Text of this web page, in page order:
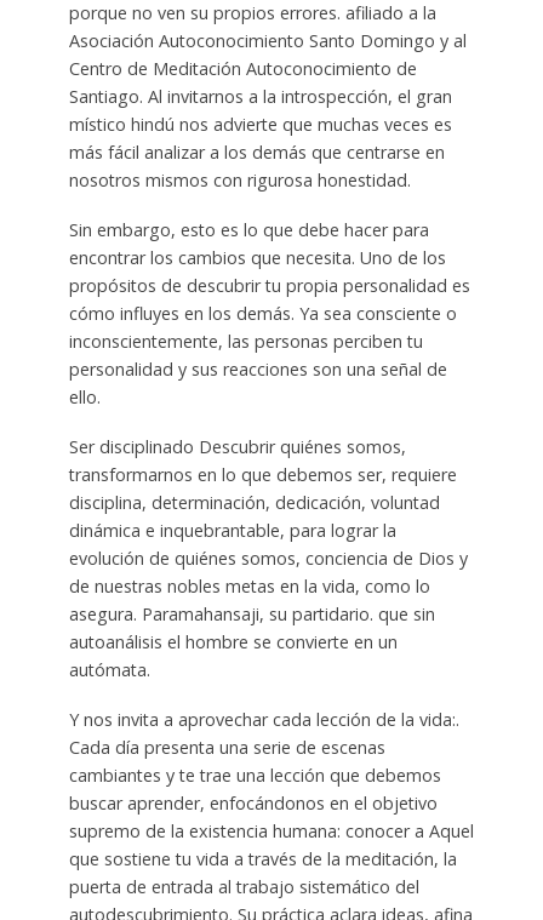
porque no ven su propios errores. afiliado a la
Asociación Autoconocimiento Santo Domingo y al
Centro de Meditación Autoconocimiento de
Santiago. Al invitarnos a la introspección, el gran
místico hindú nos advierte que muchas veces es
más fácil analizar a los demás que centrarse en
nosotros mismos con rigurosa honestidad.
Sin embargo, esto es lo que debe hacer para
encontrar los cambios que necesita. Uno de los
propósitos de descubrir tu propia personalidad es
cómo influyes en los demás. Ya sea consciente o
inconscientemente, las personas perciben tu
personalidad y sus reacciones son una señal de
ello.
Ser disciplinado Descubrir quiénes somos,
transformarnos en lo que debemos ser, requiere
disciplina, determinación, dedicación, voluntad
dinámica e inquebrantable, para lograr la
evolución de quiénes somos, conciencia de Dios y
de nuestras nobles metas en la vida, como lo
asegura. Paramahansaji, su partidario. que sin
autoanálisis el hombre se convierte en un
autómata.
Y nos invita a aprovechar cada lección de la vida:.
Cada día presenta una serie de escenas
cambiantes y te trae una lección que debemos
buscar aprender, enfocándonos en el objetivo
supremo de la existencia humana: conocer a Aquel
que sostiene tu vida a través de la meditación, la
puerta de entrada al trabajo sistemático del
autodescubrimiento. Su práctica aclara ideas, afina